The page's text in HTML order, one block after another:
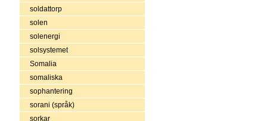
soldattorp
solen
solenergi
solsystemet
Somalia
somaliska
sophantering
sorani (språk)
sorkar